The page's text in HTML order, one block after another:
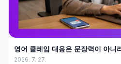
영어 클레임 대응은 문장력이 아니
2026. 7. 27.